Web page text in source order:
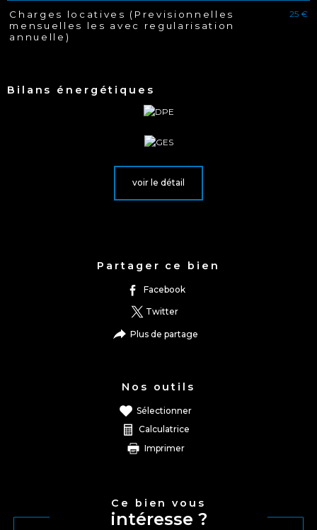
Charges locatives (Previsionnelles
mensuelles les avec regularisation
annuelle)
25 €
Bilans énergétiques
voir le détail
Partager ce bien
facebook
twitter
plus de partage
Nos outils
sélectionner
calculatrice
imprimer
Ce bien vous
intéresse ?